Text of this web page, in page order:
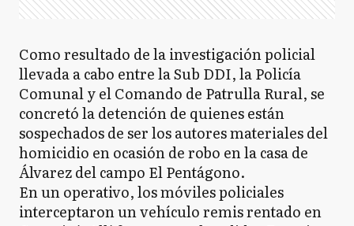
Como resultado de la investigación policial
llevada a cabo entre la Sub DDI, la Policía
Comunal y el Comando de Patrulla Rural, se
concretó la detención de quienes están
sospechados de ser los autores materiales del
homicidio en ocasión de robo en la casa de
Álvarez del campo El Pentágono.
En un operativo, los móviles policiales
interceptaron un vehículo remis rentado en